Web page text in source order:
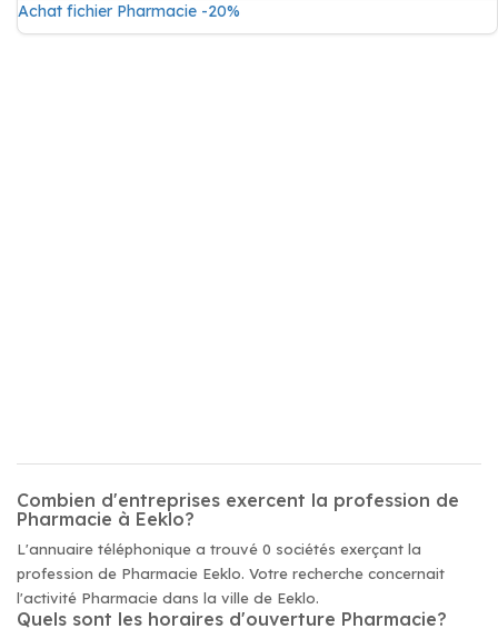
Achat fichier Pharmacie -20%
Combien d'entreprises exercent la profession de
Pharmacie à Eeklo?
L'annuaire téléphonique a trouvé 0 sociétés exerçant la
profession de Pharmacie Eeklo. Votre recherche concernait
l'activité Pharmacie dans la ville de Eeklo.
Quels sont les horaires d'ouverture Pharmacie?